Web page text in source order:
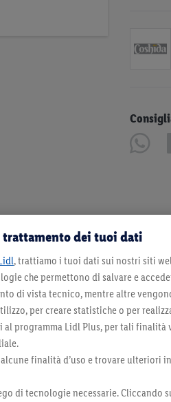
dei tuoi dati
, trattiamo i tuoi dati sui nostri siti
che permettono di salvare e
di vista tecnico, mentre altre
per creare statistiche o per
al programma Lidl Plus, per tali
finalità d’uso e trovare ulteriori
di tecnologie necessarie. Cliccando